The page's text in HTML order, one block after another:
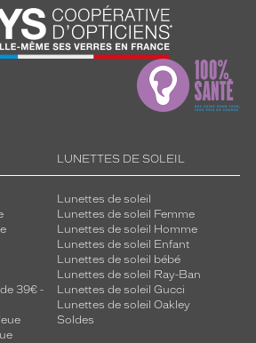
39€ -
LUNETTES DE SOLEIL
Lunettes de soleil
Lunettes de soleil Femme
Lunettes de soleil Homme
Lunettes de soleil Enfant
Lunettes de soleil bébé
Lunettes de soleil Ray-Ban
Lunettes de soleil Gucci
Lunettes de soleil Oakley
Soldes